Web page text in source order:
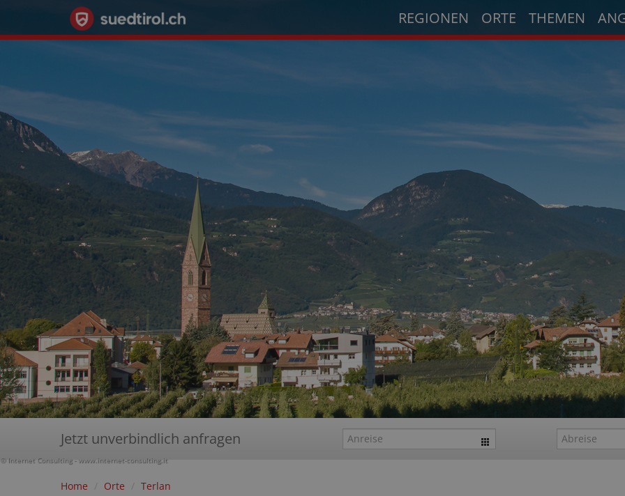
REGIONEN ORTE THEMEN
© Internet Consulting - www.internet-consulting.it
Jetzt unverbindlich anfragen
Home / Orte / Terlan